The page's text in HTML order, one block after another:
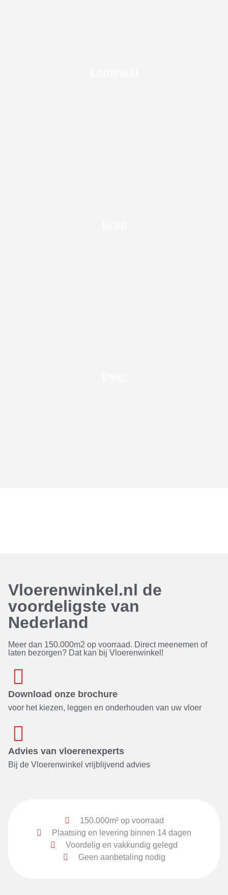
Vloerenwinkel.nl de
voordeligste van
Nederland
Meer dan 150.000m2 op voorraad. Direct meenemen of
laten bezorgen? Dat kan bij Vloerenwinkel!
Download onze brochure
voor het kiezen, leggen en onderhouden van uw vloer
Advies van vloerenexperts
Bij de Vloerenwinkel vrijblijvend advies
150.000m² op voorraad
Plaatsing en levering binnen 14 dagen
Voordelig en vakkundig gelegd
Geen aanbetaling nodig